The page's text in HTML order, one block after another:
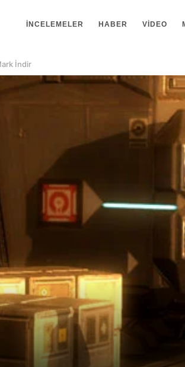
İNCELEMELER HABER VIDEO
İndir